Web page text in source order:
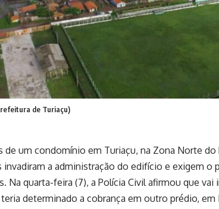
de Turiaçu)
de um condomínio em Turiaçu, na Zona Norte do
invadiram a administração do edifício e exigem o
Na quarta-feira (7), a Polícia Civil afirmou que
determinado a cobrança em outro prédio, em